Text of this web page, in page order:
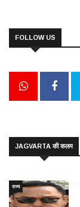
FOLLOW US
JAGVARTA की कलम
राज्य